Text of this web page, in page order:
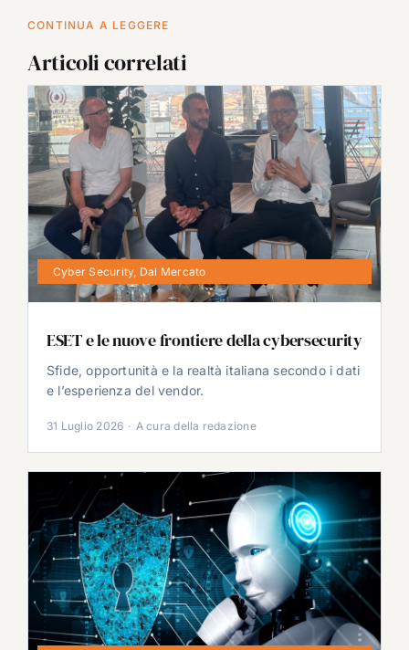
CONTINUA A LEGGERE
Articoli correlati
Cyber Security, Dal Mercato
ESET e le nuove frontiere della cybersecurity
Sfide, opportunità e la realtà italiana secondo i dati
e l’esperienza del vendor.
31 Luglio 2026 · A cura della redazione